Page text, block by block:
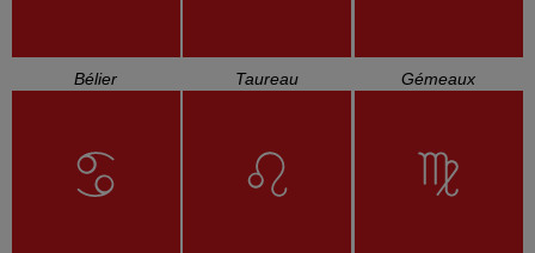
Bélier Taureau Gémeaux